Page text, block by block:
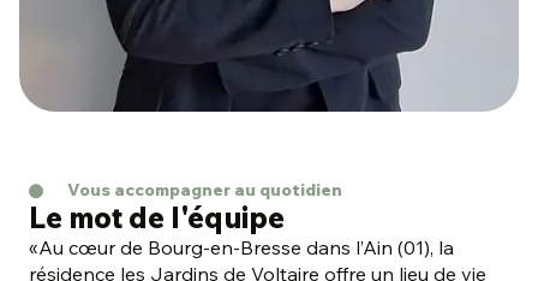
Vous accompagner au quotidien
Le mot de l'équipe
«Au cœur de Bourg-en-Bresse dans l’Ain (01), la
résidence les Jardins de Voltaire offre un lieu de vie